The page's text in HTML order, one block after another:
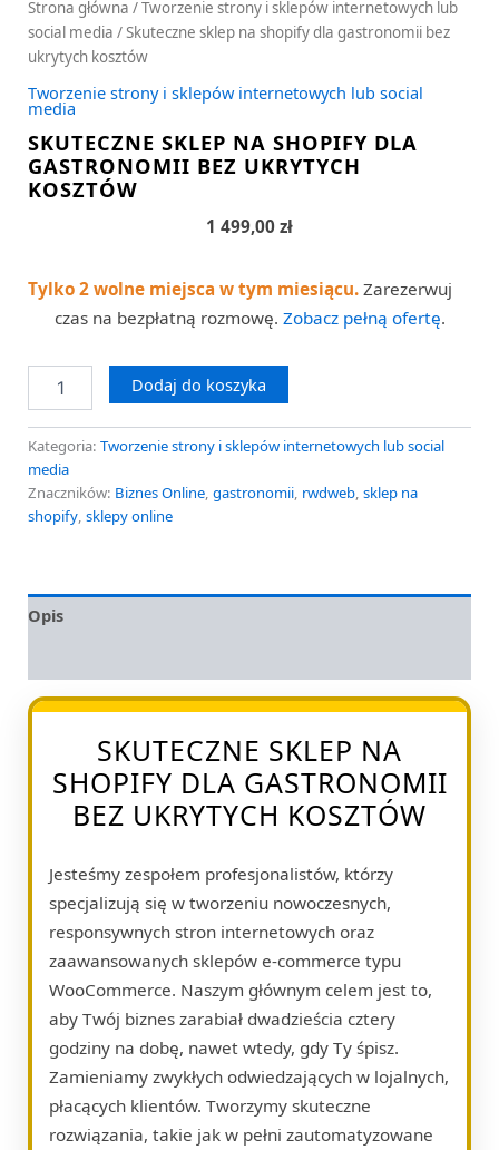
Strona główna /Tworzenie strony i sklepów internetowych lub
social media / Skuteczne sklep na shopify dla gastronomii bez
ukrytych kosztów
Tworzenie strony i sklepów internetowych lub social
media
SKUTECZNE SKLEP NA SHOPIFY DLA
GASTRONOMII BEZ UKRYTYCH
KOSZTÓW
1 499,00 zł
Tylko 2 wolne miejsca w tym miesiącu. Zarezerwuj
czas na bezpłatną rozmowę. Zobacz pełną ofertę.
Dodaj do koszyka
Kategoria: Tworzenie strony i sklepów internetowych lub social
media
Znaczników: Biznes Online, gastronomii, rwdweb, sklep na
shopify, sklepy online
Opis
SKUTECZNE SKLEP NA
SHOPIFY DLA GASTRONOMII
BEZ UKRYTYCH KOSZTÓW
Jesteśmy zespołem profesjonalistów, którzy
specjalizują się w tworzeniu nowoczesnych,
responsywnych stron internetowych oraz
zaawansowanych sklepów e-commerce typu
WooCommerce. Naszym głównym celem jest to,
aby Twój biznes zarabiał dwadzieścia cztery
godziny na dobę, nawet wtedy, gdy Ty śpisz.
Zamieniamy zwykłych odwiedzających w lojalnych,
płacących klientów. Tworzymy skuteczne
rozwiązania, takie jak w pełni zautomatyzowane